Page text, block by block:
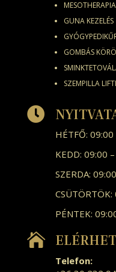
GUNA KEZELÉS
GOMBÁS
SZEMPILLA

HÉTFŐ:
KEDD: 09:00
SZERDA:
PÉNTEK:

Telefon: